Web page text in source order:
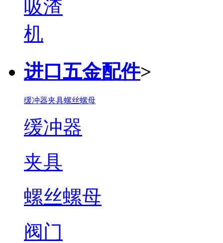
进口五金配件>
缓冲器夹具螺丝螺母
缓冲器
夹具
螺丝螺母
阀门